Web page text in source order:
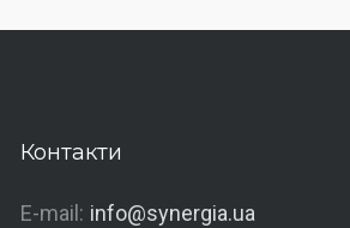
Контакти
E-mail: info@synergia.ua